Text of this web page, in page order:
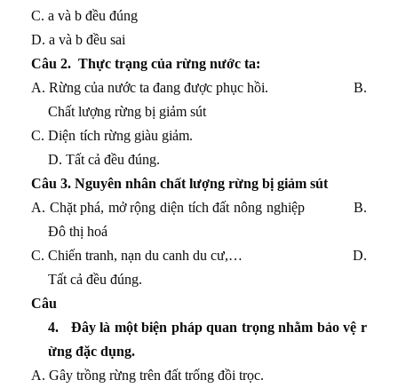
C. a và b đều đúng
D. a và b đều sai
Câu 2. Thực trạng của rừng nước ta:
A. Rừng của nước ta đang được phục hồi. B.
Chất lượng rừng bị giảm sút
C. Diện tích rừng giàu giảm.
D. Tất cả đều đúng.
Câu 3. Nguyên nhân chất lượng rừng bị giảm sút
A. Chặt phá, mở rộng diện tích đất nông nghiệp B.
Đô thị hoá
C. Chiến tranh, nạn du canh du cư,… D.
Tất cả đều đúng.
Câu
4.
Đây là một biện pháp quan trọng nhằm bảo vệ r
ừng đặc dụng.
A. Gây trồng rừng trên đất trống đồi trọc.